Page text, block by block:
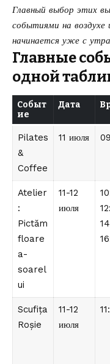
Главный выбор этих
событиями на
начинается уже с
Главные
одной
Событ
ие
Дата
Pilates
&
Coffee
11 июля
Atelier
:
Pictăm
floare
a-
soarel
ui
11-12
июля
Scufița
Roșie
11-12
июля